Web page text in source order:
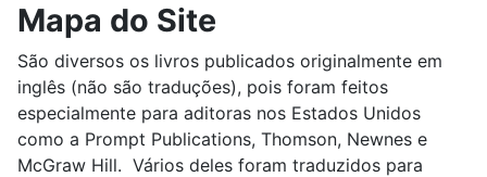
Mapa do Site
São diversos os livros publicados originalmente em
inglês (não são traduções), pois foram feitos
especialmente para aditoras nos Estados Unidos
como a Prompt Publications, Thomson, Newnes e
McGraw Hill. Vários deles foram traduzidos para